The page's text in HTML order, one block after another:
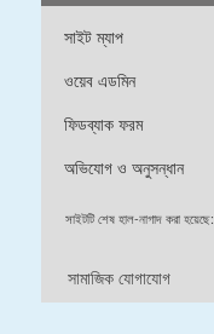
সাইট ম্যাপ
ওয়েব এডমিন
ফিডব্যাক ফরম
অভিযোগ ও অনুসন্ধান
সাইটটি শেষ হাল-নাগাদ করা হয়েছে:
সামাজিক যোগাযোগ